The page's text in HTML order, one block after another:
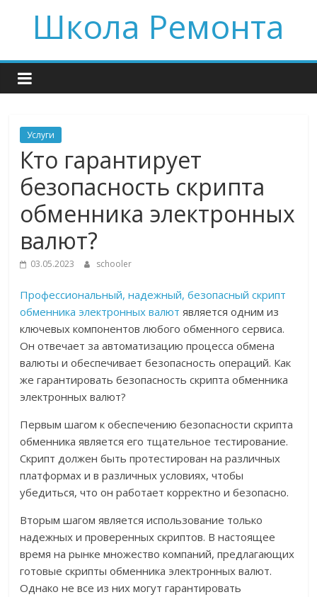
contentШкола Ремонта
Услуги
Кто гарантирует
безопасность скрипта
обменника электронных
валют?
03.05.2023 schooler
Профессиональный, надежный, безопасный скрипт
обменника электронных валют является одним из
ключевых компонентов любого обменного сервиса.
Он отвечает за автоматизацию процесса обмена
валюты и обеспечивает безопасность операций. Как
же гарантировать безопасность скрипта обменника
электронных валют?
Первым шагом к обеспечению безопасности скрипта
обменника является его тщательное тестирование.
Скрипт должен быть протестирован на различных
платформах и в различных условиях, чтобы
убедиться, что он работает корректно и безопасно.
Вторым шагом является использование только
надежных и проверенных скриптов. В настоящее
время на рынке множество компаний, предлагающих
готовые скрипты обменника электронных валют.
Однако не все из них могут гарантировать